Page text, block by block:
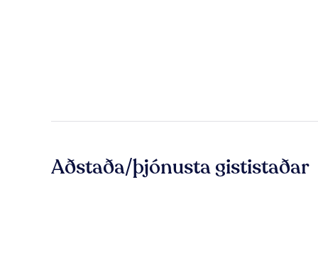
Aðstaða/þjónusta gististaðar